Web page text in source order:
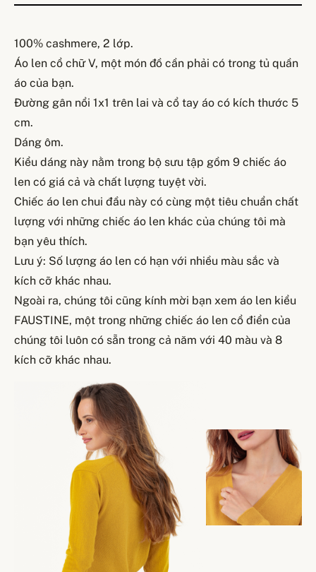
100% cashmere, 2 lớp.
Áo len cổ chữ V, một món đồ cần phải có trong tủ quần
áo của bạn.
Đường gân nổi 1x1 trên lai và cổ tay áo có kích thước 5
cm.
Dáng ôm.
Kiểu dáng này nằm trong bộ sưu tập gồm 9 chiếc áo
len có giá cả và chất lượng tuyệt vời.
Chiếc áo len chui đầu này có cùng một tiêu chuẩn chất
lượng với những chiếc áo len khác của chúng tôi mà
bạn yêu thích.
Lưu ý: Số lượng áo len có hạn với nhiều màu sắc và
kích cỡ khác nhau.
Ngoài ra, chúng tôi cũng kính mời bạn xem áo len kiểu
FAUSTINE, một trong những chiếc áo len cổ điển của
chúng tôi luôn có sẵn trong cả năm với 40 màu và 8
kích cỡ khác nhau.